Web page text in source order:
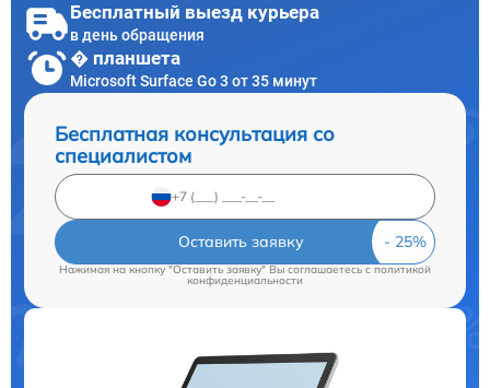
Бесплатный выезд курьера
в день обращения
� планшета
Microsoft Surface Go 3 от 35 минут
Бесплатная консультация со
специалистом
Оставить заявку
Нажимая на кнопку "Оставить заявку" Вы соглашаетесь cполитикой
конфиденциальности